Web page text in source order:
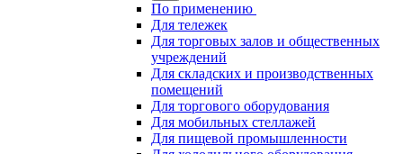
По применению
Для тележек
Для торговых залов и общественных
учреждений
Для складских и производственных
помещений
Для торгового оборудования
Для мобильных стеллажей
Для пищевой промышленности